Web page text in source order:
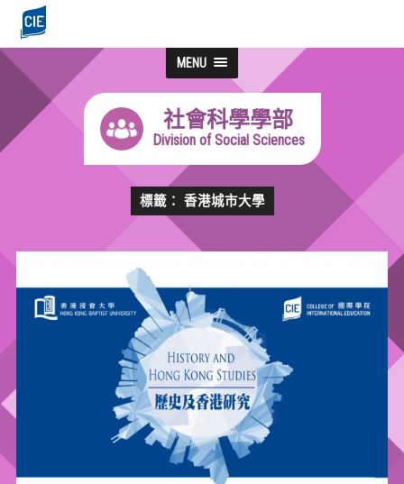
MENU
社會科學學部
Division of Social Sciences
標籤： 香港城市大學